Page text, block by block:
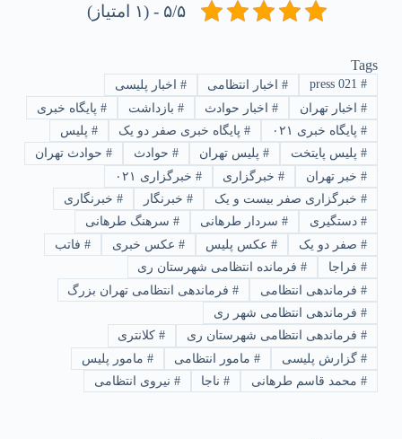
۵/۵ - (۱ امتیاز)
Tags
#
021 press
#اخبار انتظامی # اخبار پلیسی
#اخبار تهران #اخبار حوادث # بازداشت # پایگاه خبری
#پایگاه خبری ۰۲۱ #پایگاه خبری صفر دو یک # پلیس
#پلیس پایتخت #پلیس تهران # حوادث # حوادث تهران
#خبر تهران #خبرگزاری # خبرگزاری ۰۲۱
#خبرگزاری صفر بیست و یک #خبرنگار # خبرنگاری
#دستگیری #سردار طرهانی # سرهنگ طرهانی
#صفر دو یک #عکس پلیس # عکس خبری # فاتب
#فراجا #فرمانده انتظامی شهرستان ری
#فرماندهی انتظامی #فرماندهی انتظامی تهران بزرگ
#فرماندهی انتظامی شهر ری
#فرماندهی انتظامی شهرستان ری #کلانتری
#گزارش پلیسی #مامور انتظامی # مامور پلیس
#محمد قاسم طرهانی #ناجا # نیروی انتظامی